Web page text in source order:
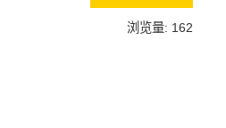
浏览量: 162